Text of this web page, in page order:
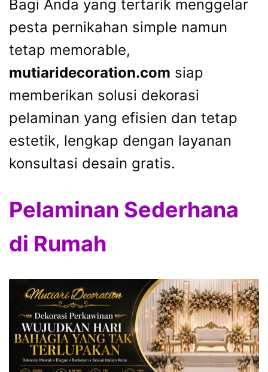
Bagi Anda yang tertarik menggelar
pesta pernikahan simple namun
tetap memorable,
mutiaridecoration.com siap
memberikan solusi dekorasi
pelaminan yang efisien dan tetap
estetik, lengkap dengan layanan
konsultasi desain gratis.
Pelaminan Sederhana
di Rumah